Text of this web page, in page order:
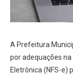
A Prefeitura
por adequações na
Eletrônica (NFS-e)